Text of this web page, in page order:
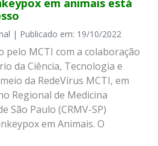
em animais está
| Publicado em: 19/10/2022
MCTI com a colaboração
da Ciência, Tecnologia e
da RedeVírus MCTI, em
Regional de Medicina
São Paulo (CRMV-SP)
em Animais. O